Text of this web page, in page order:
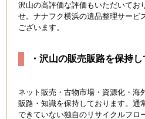
沢山の高評価な評価もいただいてお
せ。ナナフク横浜の遺品整理サービ
ございます。
・沢山の販売販路を保持し
ネット販売・古物市場・資源化・海
販路・知識を保持しております。通
できていない独自のリサイクルフロ